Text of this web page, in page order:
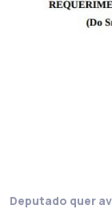
Deputado quer